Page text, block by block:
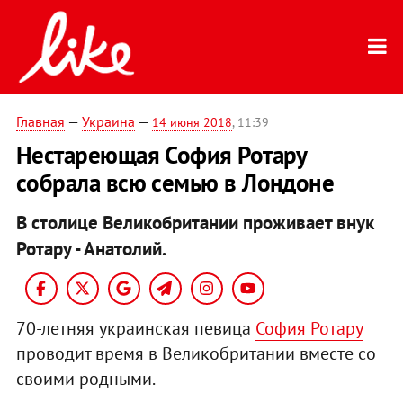
Главная — Украина — 14 июня 2018, 11:39
Нестареющая София Ротару
собрала всю семью в Лондоне
В столице Великобритании проживает внук
Ротару - Анатолий.
70-летняя украинская певица София Ротару
проводит время в Великобритании вместе со
своими родными.